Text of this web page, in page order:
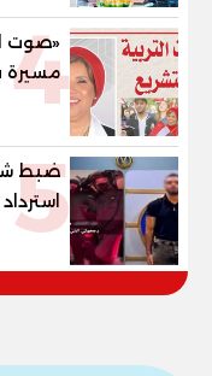
4
«صوت
مسيرة
5
ضبط